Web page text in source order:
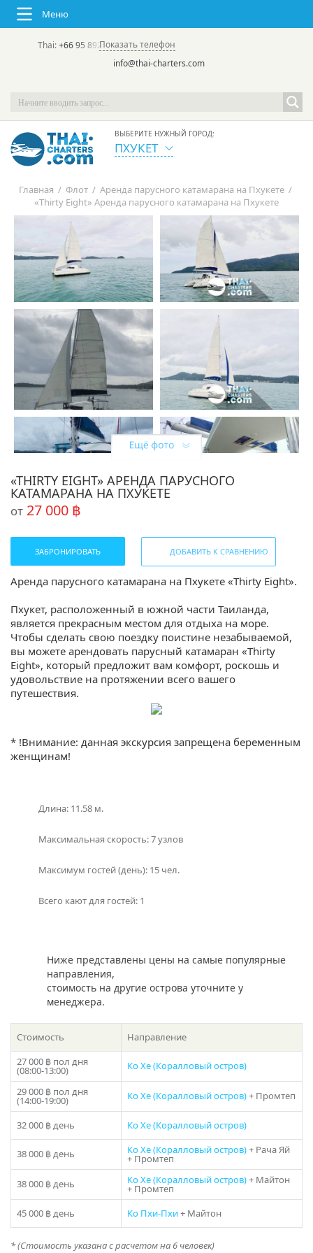
Меню
Thai:+66 95 892 7646(rus/eng) | в России:
Показать телефон
info@thai-charters.com
ВЫБЕРИТЕ НУЖНЫЙ ГОРОД:
ПХУКЕТ
Главная / Флот / Аренда парусного катамарана на Пхукете /
«Thirty Eight» Аренда парусного катамарана на Пхукете
«THIRTY EIGHT» АРЕНДА ПАРУСНОГО
КАТАМАРАНА НА ПХУКЕТЕ
от 27 000 ฿
ЗАБРОНИРОВАТЬ ДОБАВИТЬ К СРАВНЕНИЮ
Аренда парусного катамарана на Пхукете «Thirty Eight».
Пхукет, расположенный в южной части Таиланда,
является прекрасным местом для отдыха на море.
Чтобы сделать свою поездку поистине незабываемой,
вы можете арендовать парусный катамаран «Thirty
Eight», который предложит вам комфорт, роскошь и
удовольствие на протяжении всего вашего
путешествия.
великолепное судно, способное вместить до 15
человек. Это идеальный выбор для семейных отпусков,
компаний друзей или романтического уик-энда.
солнцем.
Аренда «Thirty Eight» включает в себя опытного
капитана и помощника, которые будут заботиться о вас
спланировать ваш маршрут и выбрать лучшие места
города и острова, наслаждаться пристанями с
роскошными яхт-клубами и местными рынками, где вы
найдете удивительную сувенирную продукцию.
разнообразием морских животных. Вы сможете
поплавать рядом с красочными рыбками и даже
увидеть морских черепах, если повезет. Сноркелинг и
подводное плавание в этих водах являются
неповторимым опытом, который нельзя упустить.
Аренда парусного катамарана «Thirty Eight» на Пхукете
— это больше, чем просто отпуск на море. Это
возможность насладиться лучшими моментами жизни
в окружении роскоши и красоты природы. Позвольте
себе расслабиться и насладиться этим незабываемым
опытом, который оставит в вас незабываемые
впечатления на всю жизнь. Забронируйте сегодня и
начните свое путешествие в райские острова Пхукета.
* !Внимание: данная экскурсия запрещена беременным
женщинам!
Длина: 11.58 м.
Максимальная скорость: 7 узлов
Максимум гостей (день): 15 чел.
Всего кают для гостей: 1
Ниже представлены цены на самые популярные
направления,
стоимость на другие острова уточните у
менеджера.
Стоимость
Направление
27 000 ฿ пол дня
(08:00-13:00) Ко Хе (Коралловый остров)
29 000 ฿ пол дня
(14:00-19:00) Ко Хе (Коралловый остров)+ Промтеп
32 000 ฿день Ко Хе (Коралловый остров)
38 000 ฿день Ко Хе (Коралловый остров)+ Рача Яй
+ Промтеп
38 000 ฿день Ко Хе (Коралловый остров)+ Майтон
+ Промтеп
45 000 ฿день Ко Пхи-Пхи+ Майтон
* (Стоимость указана с расчетом на 6 человек)